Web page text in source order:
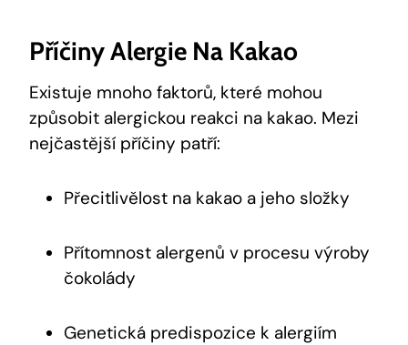
Příčiny Alergie Na Kakao
Existuje mnoho faktorů, které mohou
způsobit alergickou reakci na kakao. Mezi
nejčastější příčiny patří:
Přecitlivělost na kakao a jeho složky
Přítomnost alergenů v procesu výroby
čokolády
Genetická predispozice k alergiím